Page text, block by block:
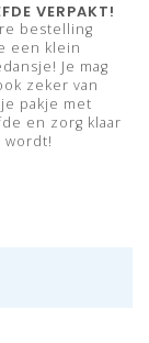
VERPAKT!
bestelling
een klein
Je mag
zeker van
pakje met
en zorg klaar
wordt!